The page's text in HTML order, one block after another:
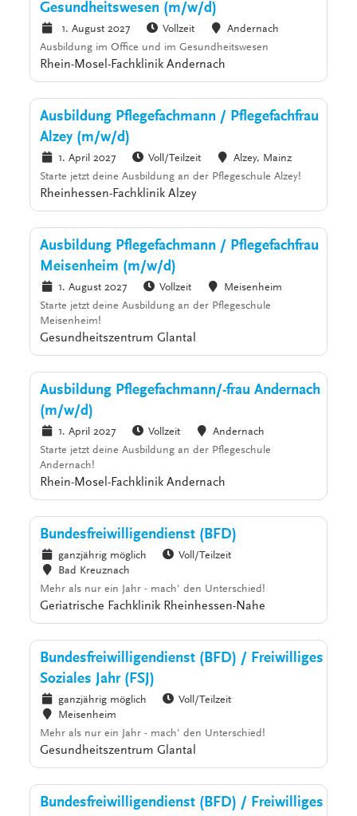
Gesundheitswesen (m/w/d)
1. August 2027 Vollzeit
Andernach
Ausbildung im Office und im Gesundheitswesen
Rhein-Mosel-Fachklinik Andernach
Ausbildung Pflegefachmann / Pflegefachfrau
Alzey (m/w/d)
1. April 2027 Voll/Teilzeit
Alzey, Mainz
Starte jetzt deine Ausbildung an der Pflegeschule Alzey!
Rheinhessen-Fachklinik Alzey
Ausbildung Pflegefachmann / Pflegefachfrau
Meisenheim (m/w/d)
1. August 2027 Vollzeit
Meisenheim
Starte jetzt deine Ausbildung an der Pflegeschule
Meisenheim!
Gesundheitszentrum Glantal
Ausbildung Pflegefachmann/-frau Andernach
(m/w/d)
1. April 2027 Vollzeit
Andernach
Starte jetzt deine Ausbildung an der Pflegeschule
Andernach!
Rhein-Mosel-Fachklinik Andernach
Bundesfreiwilligendienst (BFD)
ganzjährig möglich
Voll/Teilzeit
Bad Kreuznach
Mehr als nur ein Jahr - mach' den Unterschied!
Geriatrische Fachklinik Rheinhessen-Nahe
Bundesfreiwilligendienst (BFD) / Freiwilliges
Soziales Jahr (FSJ)
ganzjährig möglich
Voll/Teilzeit
Meisenheim
Mehr als nur ein Jahr - mach' den Unterschied!
Gesundheitszentrum Glantal
Bundesfreiwilligendienst (BFD) / Freiwilliges